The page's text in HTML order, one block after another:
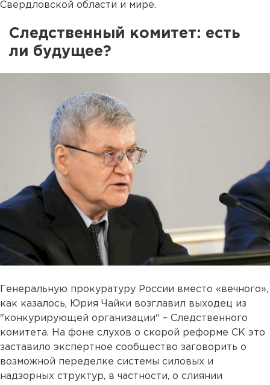
Свердловской области и мире.
Следственный комитет: есть
ли будущее?
Генеральную прокуратуру России вместо «вечного»,
как казалось, Юрия Чайки возглавил выходец из
"конкурирующей организации" – Следственного
комитета. На фоне слухов о скорой реформе СК это
заставило экспертное сообщество заговорить о
возможной переделке системы силовых и
надзорных структур, в частности, о слиянии